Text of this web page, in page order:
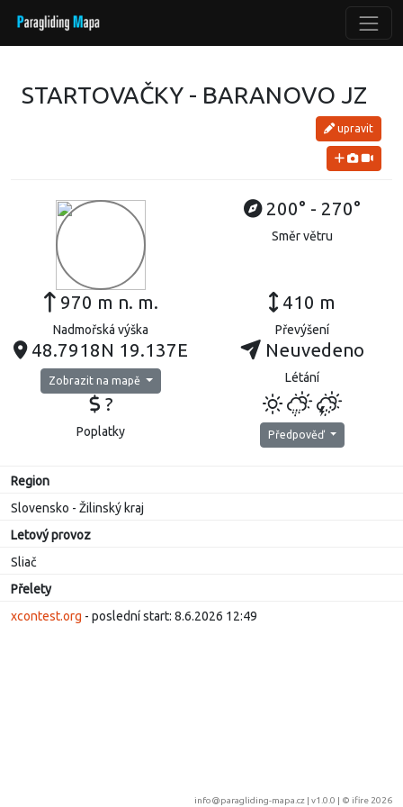
STARTOVAČKY - BARANOVO JZ
upravit
200° - 270°
Směr větru
970 m n. m.
Nadmořská výška
410 m
Převýšení
48.7918N 19.137E
Zobrazit na mapě
Neuvedeno
Létání
?
Poplatky Předpověď
Region
Slovensko - Žilinský kraj
Letový provoz
Sliač
Přelety
xcontest.org - poslední start: 8.6.2026 12:49
info@paragliding-mapa.cz | v1.0.0 | © ifire 2026